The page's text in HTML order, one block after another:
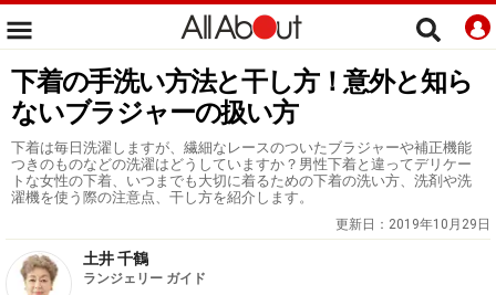
下着の手洗い方法と干し方！意外と知ら
ないブラジャーの扱い方
下着は毎日洗濯しますが、繊細なレースのついたブラジャーや補正機能
つきのものなどの洗濯はどうしていますか？男性下着と違ってデリケー
トな女性の下着、いつまでも大切に着るための下着の洗い方、洗剤や洗
濯機を使う際の注意点、干し方を紹介します。
更新日： 2019年10月29日
土井 千鶴
ランジェリー ガイド